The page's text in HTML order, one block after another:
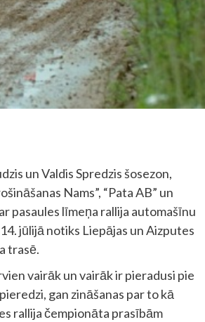
un Valdis Spredzis šosezon,
Nams”, “Pata AB” un
pasaules līmeņa rallija automašīnu
jūlijā notiks Liepājas un Aizputes
trasē.
vairāk un vairāk ir pieradusi pie
gan zināšanas par to kā
rallija čempionāta prasībām